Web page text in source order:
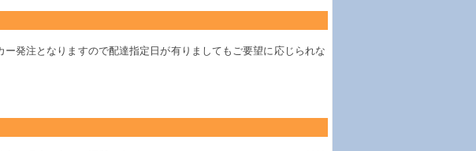
発注となりますので配達指定日が有りましてもご要望に応じられな